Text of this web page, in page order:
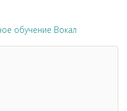
обучение Вокал